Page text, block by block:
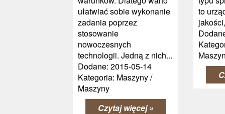
ułatwiać sobie wykonanie
zadania poprzez
stosowanie
nowoczesnych
technologii. Jedną z nich...
Dodane: 2015-05-14
Kategoria: Maszyny /
Maszyny
Czytaj więcej »
to